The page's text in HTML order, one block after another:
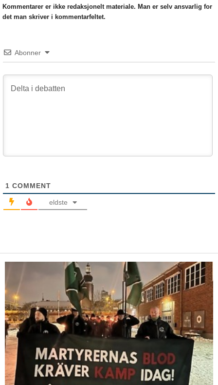
Kommentarer er ikke redaksjonelt materiale. Man er selv ansvarlig for
det man skriver i kommentarfeltet.
Abonner
1 COMMENT
eldste